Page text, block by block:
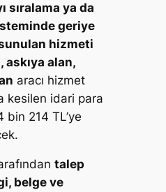
sıralama ya da
geriye
hizmeti
askıya alan,
aracı hizmet
kesilen idari para
bin 214 TL’ye
talep
belge ve